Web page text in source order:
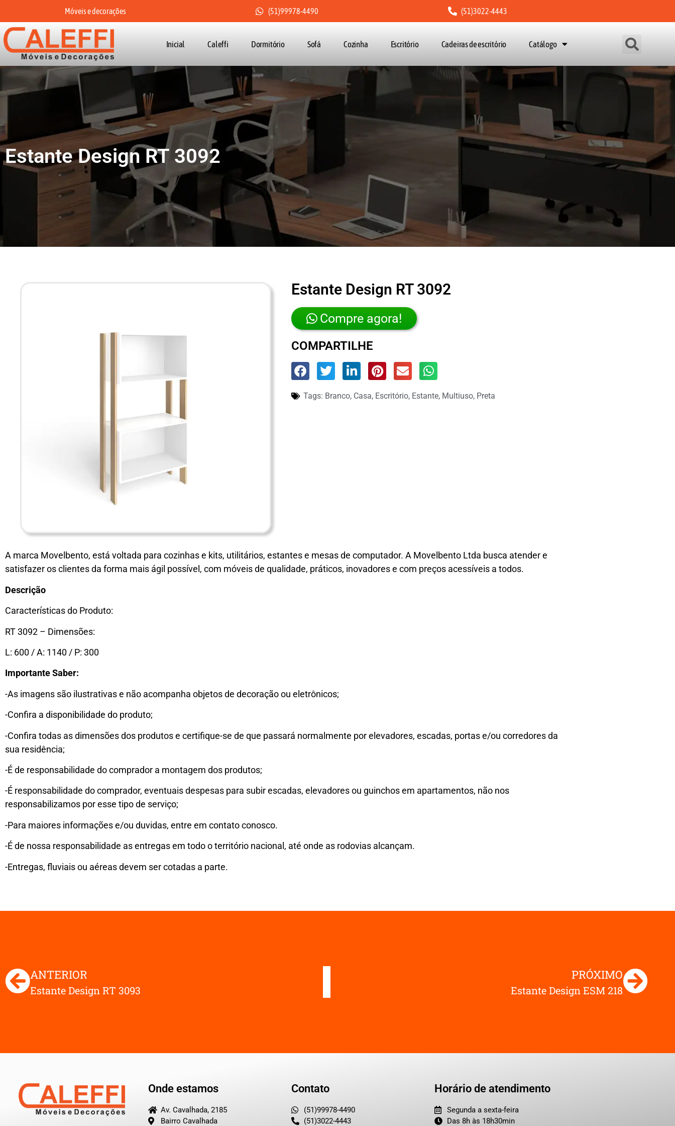
Móveis e decorações (51)99978-4490 (51)3022-4443
Inicial Caleffi Dormitório Sofá Cozinha Escritório Cadeiras de escritório Catálogo
Estante Design RT 3092
Estante Design RT 3092
Compre agora!
COMPARTILHE
Tags: Branco, Casa, Escritório, Estante, Multiuso, Preta
A marca Movelbento, está voltada para cozinhas e kits, utilitários, estantes e mesas de computador. A Movelbento Ltda busca atender e
satisfazer os clientes da forma mais ágil possível, com móveis de qualidade, práticos, inovadores e com preços acessíveis a todos.
Descrição
Características do Produto:
RT 3092 – Dimensões:
L: 600 / A: 1140 / P: 300
Importante Saber:
-As imagens são ilustrativas e não acompanha objetos de decoração ou eletrônicos;
-Confira a disponibilidade do produto;
-Confira todas as dimensões dos produtos e certifique-se de que passará normalmente por elevadores, escadas, portas e/ou corredores da
sua residência;
-É de responsabilidade do comprador a montagem dos produtos;
-É responsabilidade do comprador, eventuais despesas para subir escadas, elevadores ou guinchos em apartamentos, não nos
responsabilizamos por esse tipo de serviço;
-Para maiores informações e/ou duvidas, entre em contato conosco.
-É de nossa responsabilidade as entregas em todo o território nacional, até onde as rodovias alcançam.
-Entregas, fluviais ou aéreas devem ser cotadas a parte.
ANTERIOR
Estante Design RT 3093
PRÓXIMO
Estante Design ESM 218
Onde estamos
Av. Cavalhada, 2185
Bairro Cavalhada
Contato
(51)99978-4490
(51)3022-4443
Horário de atendimento
Segunda a sexta-feira
Das 8h às 18h30min